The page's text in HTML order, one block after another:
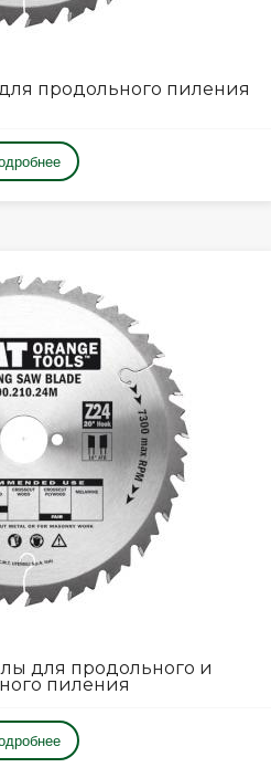
продольного пиления
для продольного и
пиления